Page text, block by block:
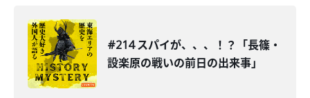
#214 スパイが、、、！？「長篠・
設楽原の戦いの前日の出来事」